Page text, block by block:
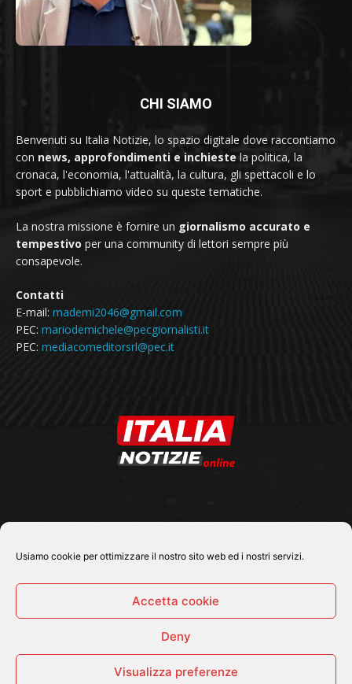
Usiamo cookie per ottimizzare il nostro sito web ed i nostri servizi.
Accetta cookie
Deny
Visualizza preferenze
CHI SIAMO
Benvenuti su Italia Notizie, lo spazio digitale dove raccontiamo
con news, approfondimenti e inchieste la politica, la
cronaca, l'economia, l'attualità, la cultura, gli spettacoli e lo
sport e pubblichiamo video su queste tematiche.
La nostra missione è fornire un giornalismo accurato e
tempestivo per una community di lettori sempre più
consapevole.
Contatti
E-mail: mademi2046@gmail.com
PEC: mariodemichele@pecgiornalisti.it
PEC: mediacomeditorsrl@pec.it
© 2026 Tutti i diritti riservati - Italia Notizie .online |
Cronaca Economia